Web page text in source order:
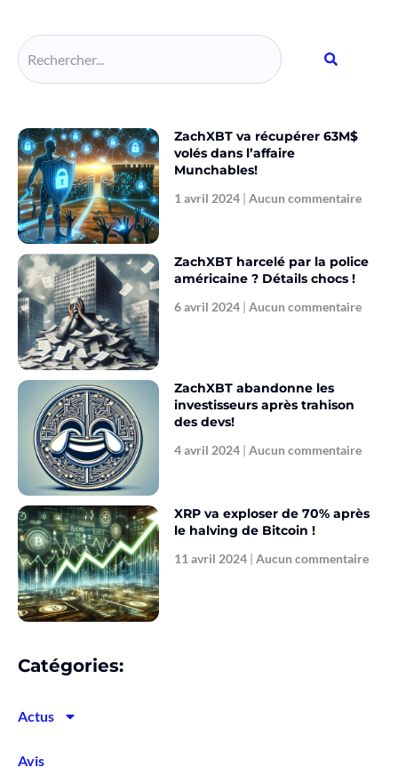
ZachXBT va récupérer 63M$
volés dans l’affaire
Munchables!
1 avril 2024 Aucun commentaire
ZachXBT harcelé par la police
américaine ? Détails chocs !
6 avril 2024 Aucun commentaire
ZachXBT abandonne les
investisseurs après trahison
des devs!
4 avril 2024 Aucun commentaire
XRP va exploser de 70% après
le halving de Bitcoin !
11 avril 2024 Aucun commentaire
Catégories:
Actus
Avis